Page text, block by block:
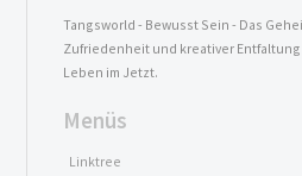
Tangsworld - Bewusst Sein - Das
Zufriedenheit und kreativer Entfaltung
Leben im Jetzt.
Menüs
Linktree